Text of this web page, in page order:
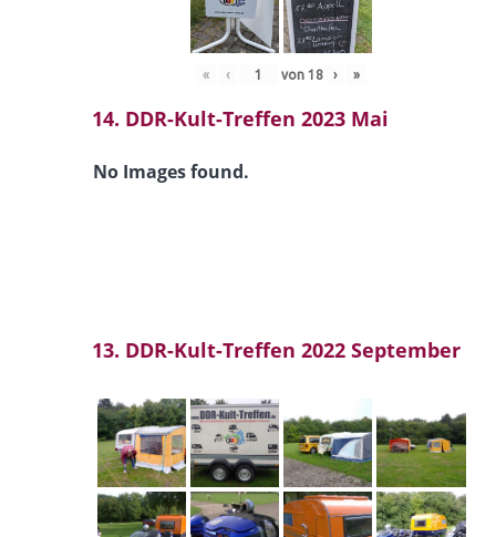
« ‹ von 18 › »
14. DDR-Kult-Treffen 2023 Mai
No Images found.
13. DDR-Kult-Treffen 2022 September